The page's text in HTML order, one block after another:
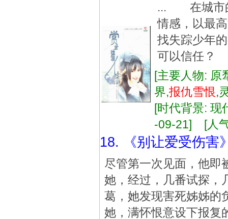
... 在城市
情感，以最
找失踪少年
可以信任？
[主要人物:
界,报仇雪恨,
[时代背景:
-09-21] [人
18. 《别让爱受伤害
尽管第一次见面，他即
她，经过，几番试探，
葛，她发现害死姊姊的
她，满怀恨意设下报